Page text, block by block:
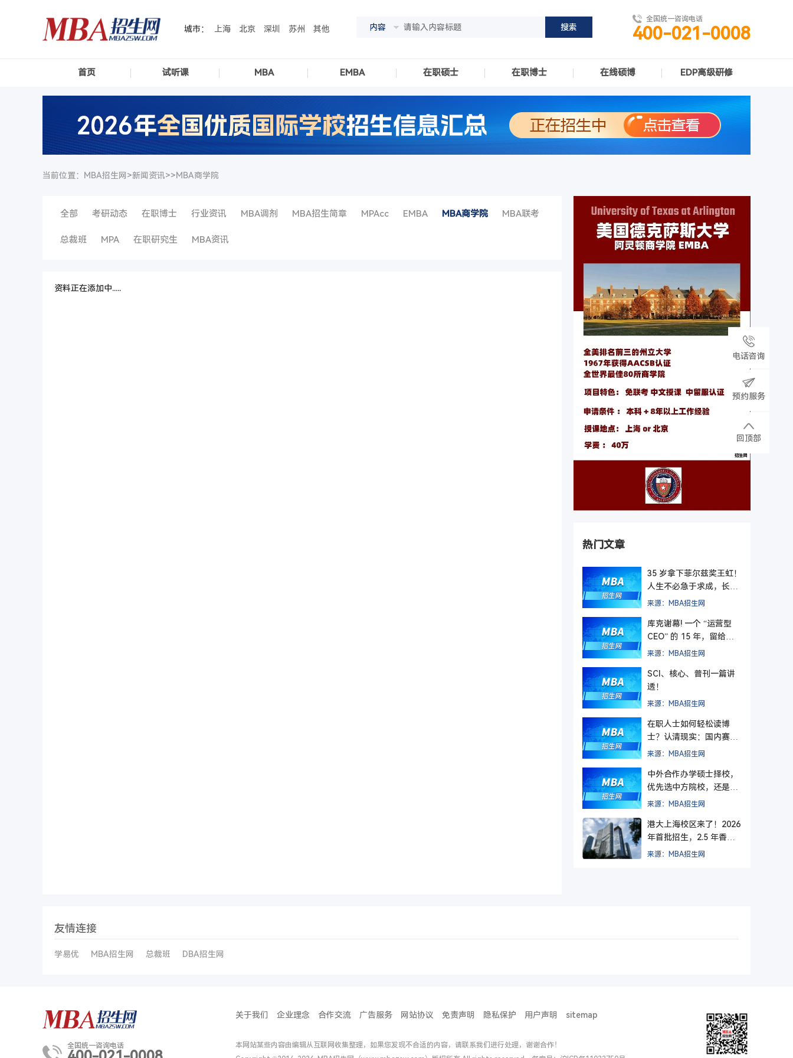
城市： 上海 北京 深圳 苏州 其他 内容
全国统一咨询电话
400-021-0008
首页 试听课 MBA EMBA 在职硕士 在职博士 在线硕博 EDP高级研修
当前位置：MBA招生网>新闻资讯>>MBA商学院
全部 考研动态 在职博士 行业资讯 MBA调剂 MBA招生简章 MPAcc EMBA MBA商学院 MBA联考
总裁班 MPA 在职研究生 MBA资讯
资料正在添加中.....
热门文章
35 岁拿下菲尔兹奖王虹！
人生不必急于求成，长期
主义终有回响
来源：MBA招生网
库克谢幕! 一个 “运营型
CEO” 的 15 年，留给管
理者的最后一课
来源：MBA招生网
SCI、核心、普刊一篇讲
透！
来源：MBA招生网
在职人士如何轻松读博
士？认清现实：国内赛道
难在入学，更难毕业
来源：MBA招生网
中外合作办学硕士择校，
优先选中方院校，还是外
方院校？
来源：MBA招生网
港大上海校区来了！2026
年首批招生，2.5 年香港
+ 1.5 年上海，毕业后拿
来源：MBA招生网
友情连接
学易优 MBA招生网 总裁班 DBA招生网
全国统一咨询电话
关于我们 企业理念 合作交流 广告服务 网站协议 免责声明 隐私保护 用户声明 sitemap
本网站某些内容由编辑从互联网收集整理，如果您发现不合适的内容，请联系我们进行处理，谢谢合作！
电话咨询
预约服务
回顶部